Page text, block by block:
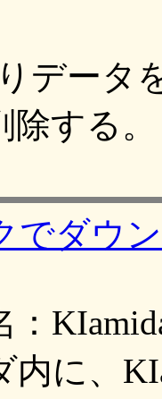
ータを
する。
でダウ
内に、